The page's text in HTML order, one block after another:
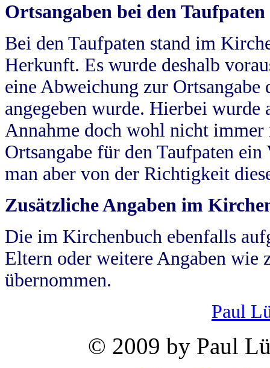
Ortsangaben bei den Taufpaten
Bei den Taufpaten stand im
Herkunft. Es wurde deshalb
eine Abweichung zur
angegeben wurde. Hierbei wurde
Annahme doch wohl nicht
Ortsangabe für den Taufpaten
man aber von der Richtigkeit
Zusätzliche Angaben im
Die im Kirchenbuch ebenfalls
Eltern oder weitere Angaben wie
übernommen.
Paul
© 2009 by Paul